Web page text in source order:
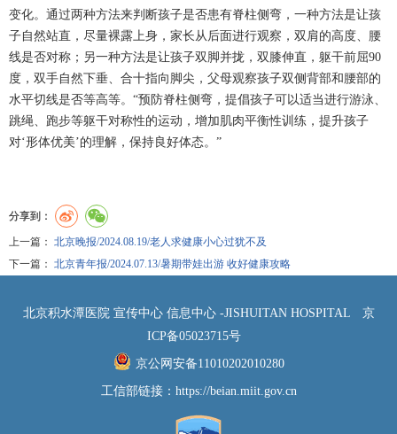
变化。通过两种方法来判断孩子是否患有脊柱侧弯，一种方法是让孩
子自然站直，尽量裸露上身，家长从后面进行观察，双肩的高度、腰
线是否对称；另一种方法是让孩子双脚并拢，双膝伸直，躯干前屈90
度，双手自然下垂、合十指向脚尖，父母观察孩子双侧背部和腰部的
水平切线是否等高等。“预防脊柱侧弯，提倡孩子可以适当进行游泳、
跳绳、跑步等躯干对称性的运动，增加肌肉平衡性训练，提升孩子
对‘形体优美’的理解，保持良好体态。”
分享到：
上一篇： 北京晚报/2024.08.19/老人求健康小心过犹不及
下一篇： 北京青年报/2024.07.13/暑期带娃出游 收好健康攻略
北京积水潭医院 宣传中心 信息中心 -JISHUITAN HOSPITAL
京
ICP备05023715号
京公网安备11010202010280
工信部链接： https://beian.miit.gov.cn